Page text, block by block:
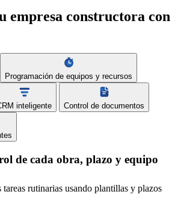
empresa constructora con
Programación de equipos y recursos
inteligente Control de documentos
de cada obra, plazo y equipo
rutinarias usando plantillas y plazos